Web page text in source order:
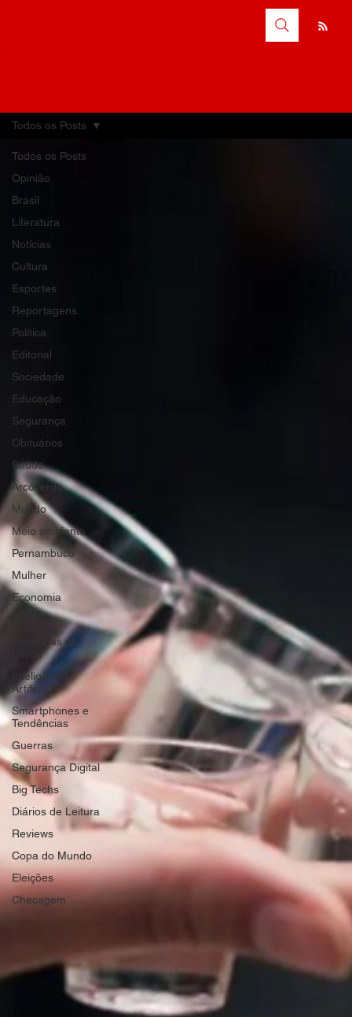
Todos os Posts
Opinião
Brasil
Literatura
Notícias
Cultura
Esportes
Reportagens
Política
Editorial
Sociedade
Educação
Segurança
Obituários
Saúde
Arcoverde
Mundo
Meio ambiente
Pernambuco
Mulher
Economia
Resenhas de
Inteligência
Artificial
Smartphones e
Tendências
Guerras
Segurança Digital
Big Techs
Diários de Leitura
Reviews
Copa do Mundo
Eleições
Checagem
Todos os Posts